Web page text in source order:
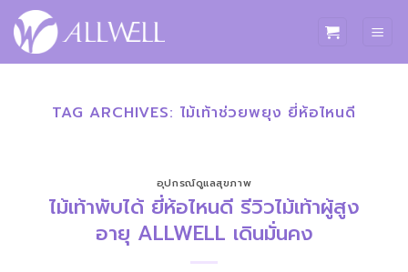
ข้าม
ไป
TAG ARCHIVES: ไม้เท้าช่วยพยุง ยี่ห้อไหนดี
อุปกรณ์ดูแลสุขภาพ
ไม้เท้าพับได้ ยี่ห้อไหนดี รีวิวไม้เท้าผู้สูง
อายุ ALLWELL เดินมั่นคง